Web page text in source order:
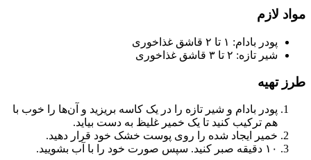
مواد لازم
پودر بادام: ۱ تا ۲ قاشق غذاخوری
شیر تازه: ۲ تا ۳ قاشق غذاخوری
طرز تهیه
پودر بادام و شیر تازه را در یک کاسه بریزید و آن‌ها را خوب با
هم ترکیب کنید تا یک خمیر غلیظ به دست بیاید.
خمیر ایجاد شده را روی پوست خشک خود قرار دهید.
۱۰ دقیقه صبر کنید. سپس صورت خود را با آب بشویید.